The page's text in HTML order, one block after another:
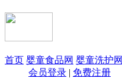
首页 婴童食品网 婴童洗护网
会员登录 | 免费注册